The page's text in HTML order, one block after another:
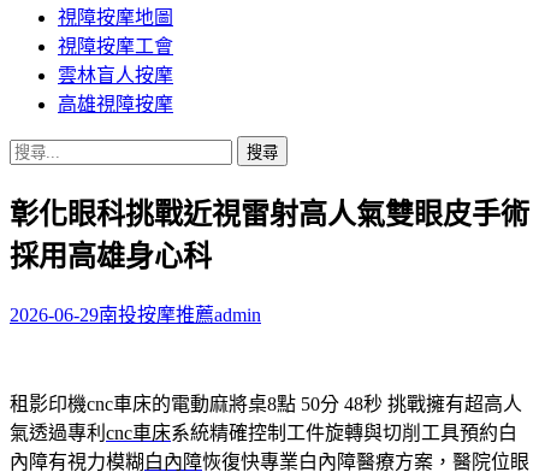
視障按摩地圖
視障按摩工會
雲林盲人按摩
高雄視障按摩
搜
關
鍵
字:
彰化眼科挑戰近視雷射高人氣雙眼皮手術
採用高雄身心科
2026-06-29南投按摩推薦admin
租影印機cnc車床的電動麻將桌8點 50分 48秒 挑戰擁有超高人
氣透過專利 cnc車床系統精確控制工件旋轉與切削工具預約白
內障有視力模糊 白內障恢復快專業白內障醫療方案，醫院位眼